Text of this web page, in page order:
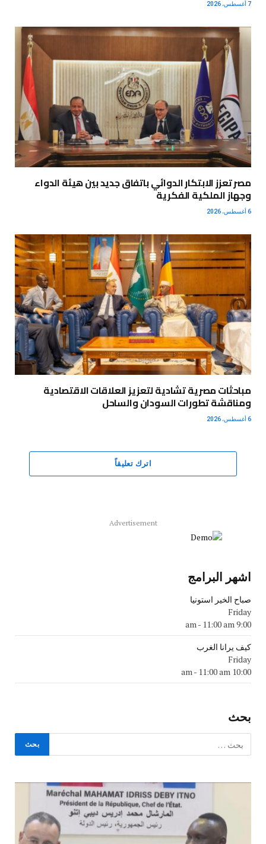
7 أغسطس، 2026
مصر تعزز الابتكار الدوائي باتفاق جديد بين هيئة الدواء
وجهاز الملكية الفكرية
6 أغسطس، 2026
مباحثات مصرية تشادية لتعزيز العلاقات الاقتصادية
ومناقشة تطورات السودان والساحل
6 أغسطس، 2026
اترك تعليقاً
Advertisement
اشهر البرامج
صباح الخير استونيا
Friday
9:00 am
- 11:00 am
كيف يرانا الغرب
Friday
10:00 am
- 11:00 am
بحث